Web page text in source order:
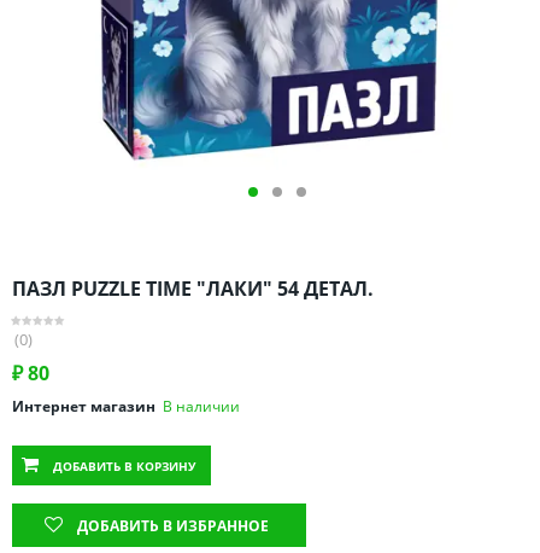
Оренбургская область
Пензенская область
Пермский край
Ростовская область
Саратовская область
Свердловская область
Ставропольский край
Татарстан
Тверская область
Томская область
ПАЗЛ PUZZLE TIME "ЛАКИ" 54 ДЕТАЛ.
(0)
₽80
Интернет магазин В наличии
ДОБАВИТЬ В КОРЗИНУ
ДОБАВИТЬ В ИЗБРАННОЕ